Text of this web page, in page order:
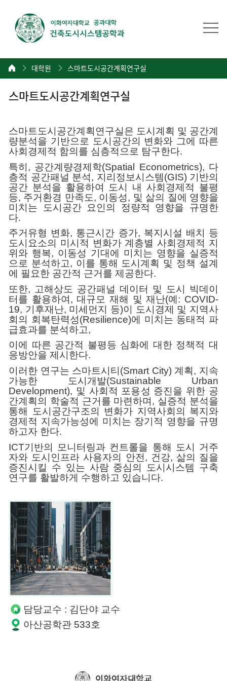
대학원 스마트도시공간계획연구실
스마트도시공간계획연구실
스마트도시공간계획연구실은 도시계획 및 공간계
량분석을 기반으로 도시공간의 변화와 그에 따른
사회경제적 함의를 심층적으로 탐구한다.
특히, 공간계량경제학(Spatial Econometrics), 다
층적 공간패널 분석, 지리정보시스템(GIS) 기반의
공간 분석을 활용하여 도시 내 사회경제적 불평
등, 주거환경 만족도, 이동성, 및 삶의 질에 영향을
미치는 도시공간 요인의 정량적 영향을 규명한
다.
주거유형 변화, 통근시간 증가, 복지시설 배치 등
도시요소의 미시적 변화가 계층별 사회경제적 지
위와 행복, 이동성 기대에 미치는 영향을 실증적
으로 분석하고, 이를 통해 도시계획 및 정책 설계
에 필요한 공간적 근거를 제공한다.
또한, 고해상도 공간패널 데이터 및 도시 빅데이
터를 활용하여, 대규모 재해 및 재난(예: COVID-
19, 기후재난, 미세먼지 등)이 도시경제 및 지역사
회의 회복탄력성(Resilience)에 미치는 동태적 파
급효과를 분석하고,
이에 따른 공간적 불평등 심화에 대한 정책적 대
응방안을 제시한다.
이러한 연구는 스마트시티(Smart City) 계획, 지속
가능한 도시개발(Sustainable Urban
Development), 및 사회적 포용성 증진을 위한 공
간계획의 학술적 근거를 마련하며, 실증적 분석을
통해 도시공간구조의 변화가 지역사회의 복지와
경제적 지속가능성에 미치는 장기적 영향을 규명
하고자 한다.
ICT기반의 모니터링과 컨트롤을 통해 도시 거주
자와 도시인프라 사용자의 안전, 건강, 삶의 질을
증진시킬 수 있는 사람 중심의 도시시스템 구축
연구를 활발하게 수행하고 있습니다.
담당교수 : 김단야 교수
아산공학관 533호
이화여자대학교